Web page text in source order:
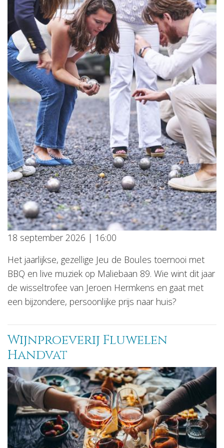
18 september 2026 | 16:00
Het jaarlijkse, gezellige Jeu de Boules toernooi met
BBQ en live muziek op Maliebaan 89. Wie wint dit jaar
de wisseltrofee van Jeroen Hermkens en gaat met
een bijzondere, persoonlijke prijs naar huis?
Wijnproeverij Fluwelen
Handvat